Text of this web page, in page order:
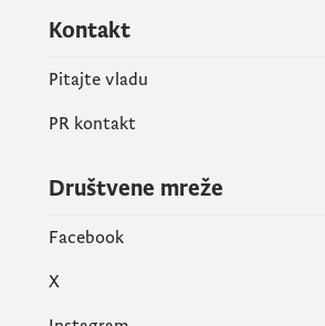
Kontakt
Pitajte vladu
PR kontakt
Društvene mreže
Facebook
X